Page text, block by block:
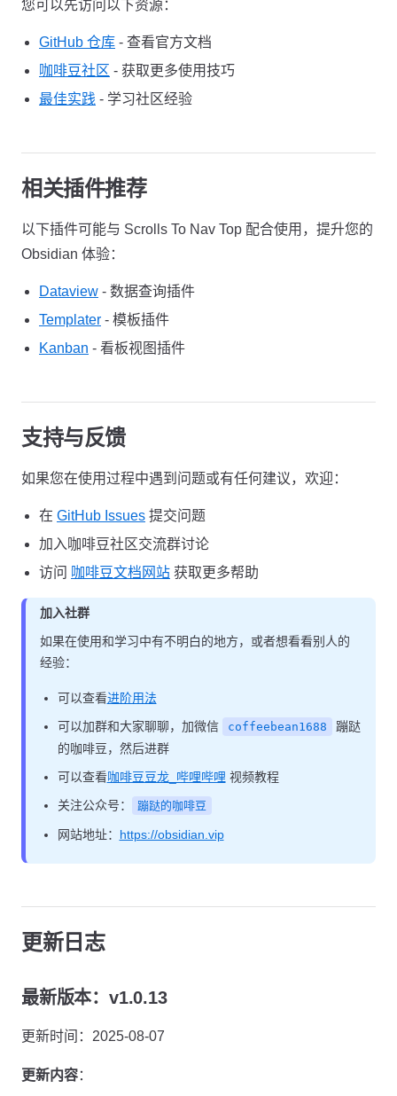
您可以先访问以下资源：
GitHub 仓库 - 查看官方文档
咖啡豆社区 - 获取更多使用技巧
最佳实践 - 学习社区经验
相关插件推荐
以下插件可能与 Scrolls To Nav Top 配合使用，提升您的
Obsidian 体验：
Dataview - 数据查询插件
Templater - 模板插件
Kanban - 看板视图插件
支持与反馈
如果您在使用过程中遇到问题或有任何建议，欢迎：
在 GitHub Issues 提交问题
加入咖啡豆社区交流群讨论
访问 咖啡豆文档网站 获取更多帮助
加入社群
如果在使用和学习中有不明白的地方，或者想看看别人的
经验：
可以查看进阶用法
可以加群和大家聊聊，加微信
coffeebean1688
蹦跶
的咖啡豆，然后进群
可以查看咖啡豆豆龙_哔哩哔哩 视频教程
关注公众号：
蹦跶的咖啡豆
网站地址： https://obsidian.vip
更新日志
最新版本：v1.0.13
更新时间：2025-08-07
更新内容：